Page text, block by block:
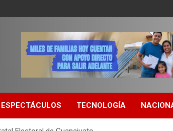
ESPECTÁCULOS TECNOLOGÍA